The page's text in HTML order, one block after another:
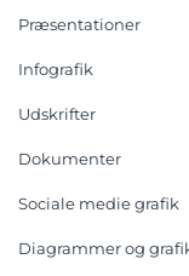
Præsentationer
Infografik
Udskrifter
Dokumenter
Sociale medie grafik
Diagrammer og